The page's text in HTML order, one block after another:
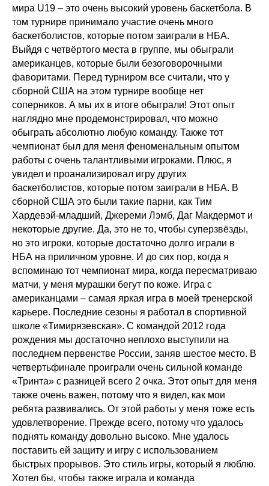
мира U19 – это очень высокий уровень баскетбола. В
том турнире принимало участие очень много
баскетболистов, которые потом заиграли в НБА.
Выйдя с четвёртого места в группе, мы обыграли
американцев, которые были безоговорочными
фаворитами. Перед турниром все считали, что у
сборной США на этом турнире вообще нет
соперников. А мы их в итоге обыграли! Этот опыт
наглядно мне продемонстрировал, что можно
обыграть абсолютно любую команду. Также тот
чемпионат был для меня феноменальным опытом
работы с очень талантливыми игроками. Плюс, я
увидел и проанализировал игру других
баскетболистов, которые потом заиграли в НБА. В
сборной США это были такие парни, как Тим
Хардевэй-младший, Джереми Лэмб, Даг Макдермот и
некоторые другие. Да, это не то, чтобы суперзвёзды,
но это игроки, которые достаточно долго играли в
НБА на приличном уровне. И до сих пор, когда я
вспоминаю тот чемпионат мира, когда пересматриваю
матчи, у меня мурашки бегут по коже. Игра с
американцами – самая яркая игра в моей тренерской
карьере. Последние сезоны я работал в спортивной
школе «Тимирязевская». С командой 2012 года
рождения мы достаточно неплохо выступили на
последнем первенстве России, заняв шестое место. В
четвертьфинале проиграли очень сильной команде
«Тринта» с разницей всего 2 очка. Этот опыт для меня
также очень важен, потому что я видел, как мои
ребята развивались. От этой работы у меня тоже есть
удовлетворение. Прежде всего, потому что удалось
поднять команду довольно высоко. Мне удалось
поставить ей защиту и игру с использованием
быстрых прорывов. Это стиль игры, который я люблю.
Хотел бы, чтобы также играла и команда